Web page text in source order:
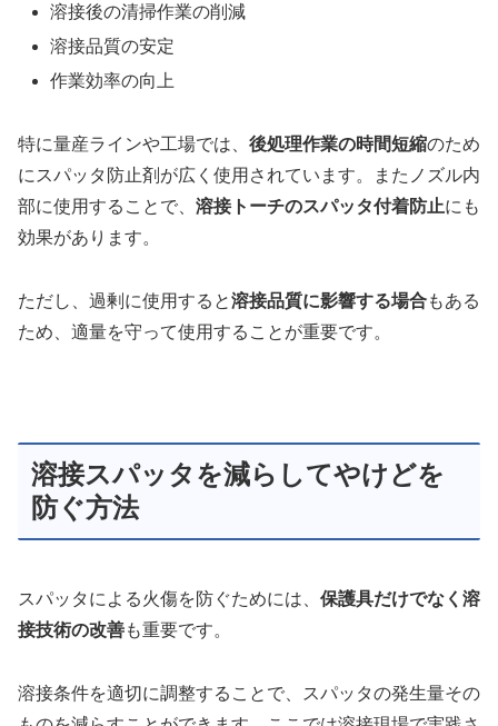
溶接後の清掃作業の削減
溶接品質の安定
作業効率の向上
特に量産ラインや工場では、 後処理作業の時間短縮のため
にスパッタ防止剤が広く使用されています。またノズル内
部に使用することで、 溶接トーチのスパッタ付着防止にも
効果があります。
ただし、過剰に使用すると溶接品質に影響する場合もある
ため、適量を守って使用することが重要です。
溶接スパッタを減らしてやけどを
防ぐ方法
スパッタによる火傷を防ぐためには、 保護具だけでなく溶
接技術の改善も重要です。
溶接条件を適切に調整することで、スパッタの発生量その